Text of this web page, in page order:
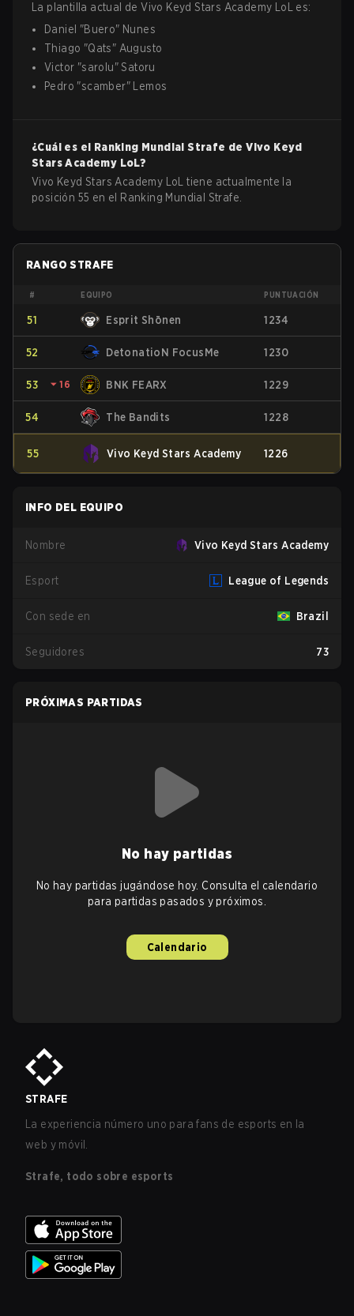
La plantilla actual deVivo Keyd Stars Academy LoL
es:
Daniel "Buero" Nunes
Thiago "Qats" Augusto
Victor "sarolu"Satoru
Pedro "scamber" Lemos
¿Cuál es el Ranking Mundial Strafe deVivo Keyd
Stars Academy LoL?
Vivo Keyd Stars Academy LoL tiene actualmente la
posición 55 en el Ranking Mundial Strafe.
RANGO STRAFE
# EQUIPO PUNTUACIÓN
51 Esprit Shōnen 1234
52 DetonatioN FocusMe 1230
53 ⏷ 16 BNK FEARX 1229
54 The Bandits 1228
55 Vivo Keyd Stars Academy 1226
INFO DEL EQUIPO
Nombre Vivo Keyd Stars Academy
Esport League of Legends
Con sede en Brazil
Seguidores 73
PRÓXIMAS PARTIDAS
No hay partidas
No hay partidas jugándose hoy. Consulta el calendario
para partidas pasados y próximos.
Calendario
STRAFE
La experiencia número uno para fans de esports en la
web y móvil.
Strafe, todo sobre esports